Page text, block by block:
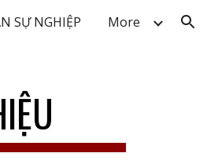
SỰ NGHIỆP More